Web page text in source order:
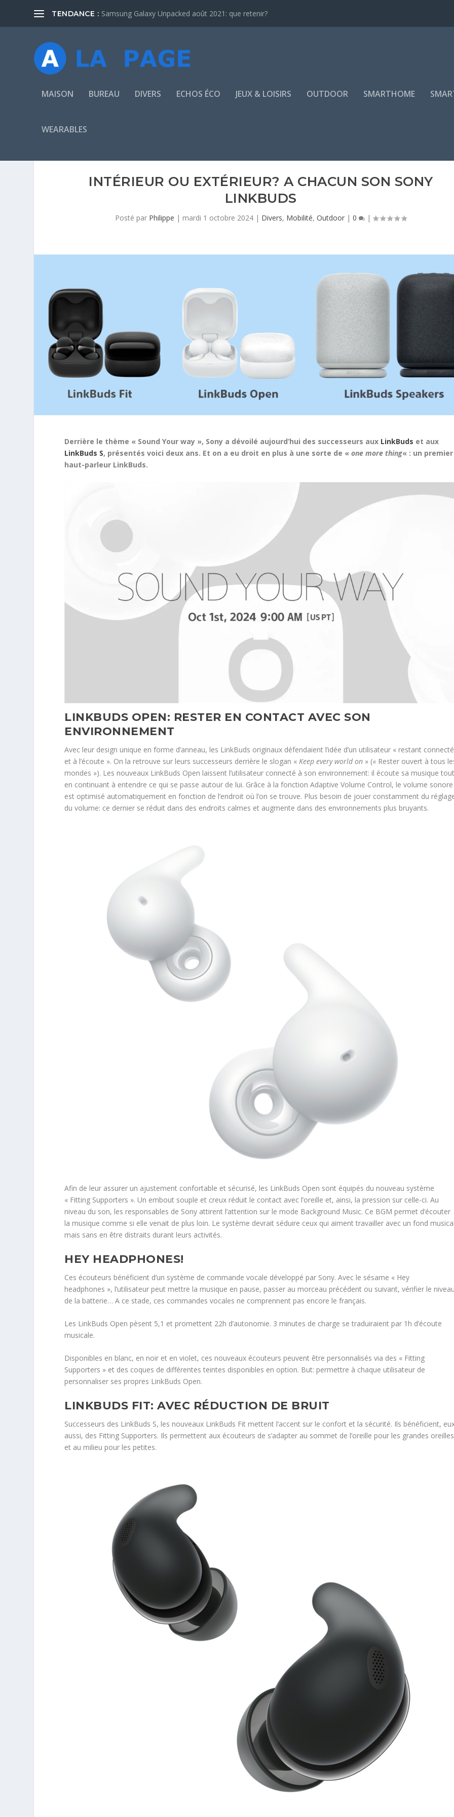
TENDANCE : Samsung Galaxy Unpacked août 2021: que retenir?
MAISON BUREAU DIVERS ECHOS ÉCO JEUX & LOISIRS OUTDOOR SMARTHOME
WEARABLES
INTÉRIEUR OU EXTÉRIEUR? A CHACUN SON SONY
LINKBUDS
Posté par Philippe | mardi 1 octobre 2024 | Divers, Mobilité,Outdoor |0 |
Derrière le thème « Sound Your way », Sony a dévoilé aujourd’hui des successeurs aux LinkBuds et aux
LinkBuds S, présentés voici deux ans. Et on a eu droit en plus à une sorte de «one more thing« : un premier
haut-parleur LinkBuds.
LINKBUDS OPEN: RESTER EN CONTACT AVEC SON
ENVIRONNEMENT
Avec leur design unique en forme d’anneau, les LinkBuds originaux défendaient l’idée d’un utilisateur « restant connecté
et à l’écoute ». On la retrouve sur leurs successeurs derrière le slogan « Keep every world on » (« Rester ouvert à tous
mondes »). Les nouveaux LinkBuds Open laissent l’utilisateur connecté à son environnement: il écoute sa musique
en continuant à entendre ce qui se passe autour de lui. Grâce à la fonction Adaptive Volume Control, le volume sonore
est optimisé automatiquement en fonction de l’endroit où l’on se trouve. Plus besoin de jouer constamment du
du volume: ce dernier se réduit dans des endroits calmes et augmente dans des environnements plus bruyants.
Afin de leur assurer un ajustement confortable et sécurisé, les LinkBuds Open sont équipés du nouveau système
« Fitting Supporters ». Un embout souple et creux réduit le contact avec l’oreille et, ainsi, la pression sur celle-ci. Au
niveau du son, les responsables de Sony attirent l’attention sur le mode Background Music. Ce BGM permet d’écouter
la musique comme si elle venait de plus loin. Le système devrait séduire ceux qui aiment travailler avec un fond
mais sans en être distraits durant leurs activités.
HEY HEADPHONES!
Ces écouteurs bénéficient d’un système de commande vocale développé par Sony. Avec le sésame « Hey
headphones », l’utilisateur peut mettre la musique en pause, passer au morceau précédent ou suivant, vérifier le
de la batterie… A ce stade, ces commandes vocales ne comprennent pas encore le français.
Les LinkBuds Open pèsent 5,1 et promettent 22h d’autonomie. 3 minutes de charge se traduiraient par 1h d’écoute
musicale.
Disponibles en blanc, en noir et en violet, ces nouveaux écouteurs peuvent être personnalisés via des « Fitting
Supporters » et des coques de différentes teintes disponibles en option. But: permettre à chaque utilisateur de
personnaliser ses propres LinkBuds Open.
LINKBUDS FIT: AVEC RÉDUCTION DE BRUIT
Successeurs des LinkBuds S, les nouveaux LinkBuds Fit mettent l’accent sur le confort et la sécurité. Ils bénéficient,
aussi, des Fitting Supporters. Ils permettent aux écouteurs de s’adapter au sommet de l’oreille pour les grandes oreilles
et au milieu pour les petites.